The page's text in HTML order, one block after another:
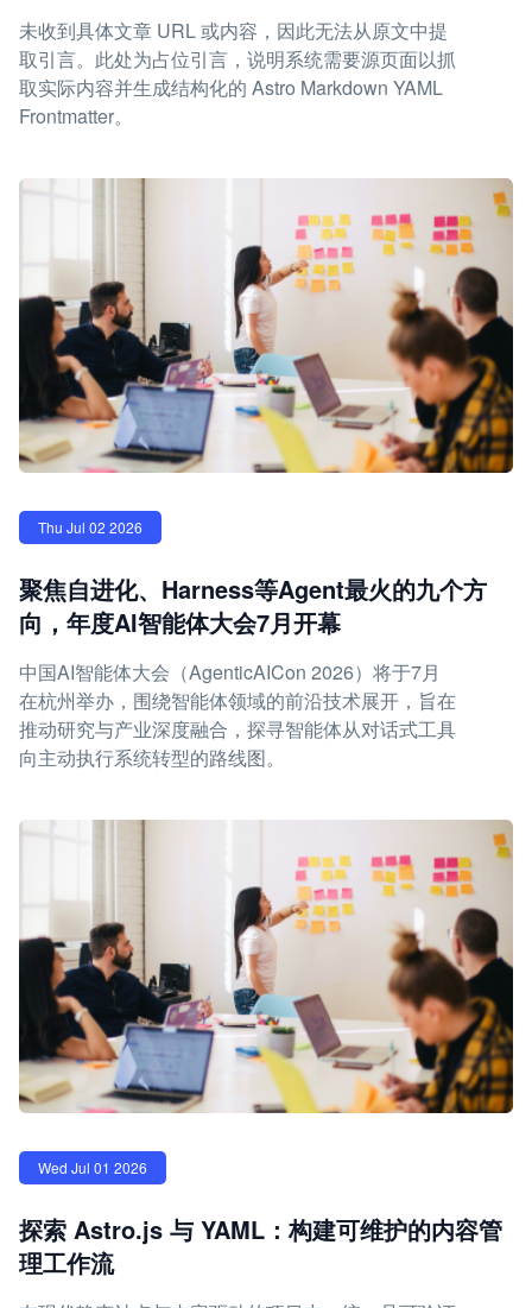
未收到具体文章 URL 或内容，因此无法从原文中提
取引言。此处为占位引言，说明系统需要源页面以抓
取实际内容并生成结构化的 Astro Markdown YAML
Frontmatter。
Thu Jul 02 2026
聚焦自进化、Harness等Agent最火的九个方
向，年度AI智能体大会7月开幕
中国AI智能体大会（AgenticAICon 2026）将于7月
在杭州举办，围绕智能体领域的前沿技术展开，旨在
推动研究与产业深度融合，探寻智能体从对话式工具
向主动执行系统转型的路线图。
Wed Jul 01 2026
探索 Astro.js 与 YAML：构建可维护的内容管
理工作流